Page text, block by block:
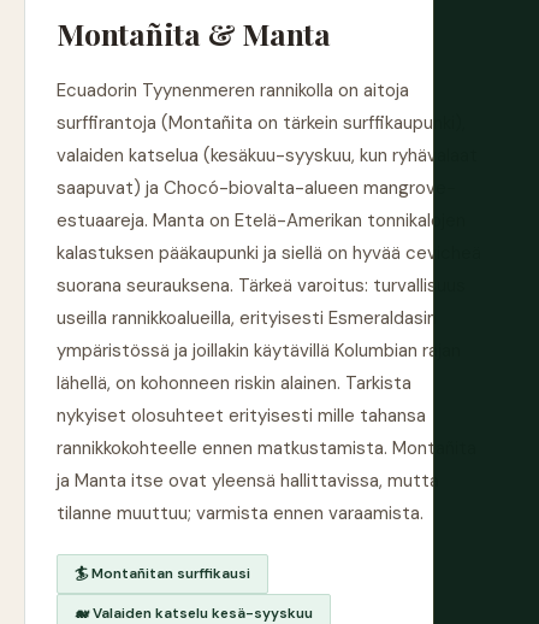
Montañita & Manta
Ecuadorin Tyynenmeren rannikolla on aitoja
surffirantoja (Montañita on tärkein surffikaupunki),
valaiden katselua (kesäkuu-syyskuu, kun ryhävalaat
saapuvat) ja Chocó-biovalta-alueen mangrove-
estuaareja. Manta on Etelä-Amerikan tonnikalojen
kalastuksen pääkaupunki ja siellä on hyvää cevicheä
suorana seurauksena. Tärkeä varoitus: turvallisuus
useilla rannikkoalueilla, erityisesti Esmeraldasin
ympäristössä ja joillakin käytävillä Kolumbian rajan
lähellä, on kohonneen riskin alainen. Tarkista
nykyiset olosuhteet erityisesti mille tahansa
rannikkokohteelle ennen matkustamista. Montañita
ja Manta itse ovat yleensä hallittavissa, mutta
tilanne muuttuu; varmista ennen varaamista.
🏄 Montañitan surffikausi
🐋 Valaiden katselu kesä-syyskuu